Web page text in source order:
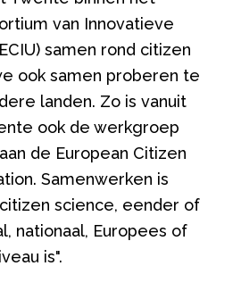
van Innovatieve
samen rond citizen
ook samen proberen te
landen. Zo is vanuit
ook de werkgroep
de European Citizen
Samenwerken is
science, eender of
nationaal, Europees of
is".